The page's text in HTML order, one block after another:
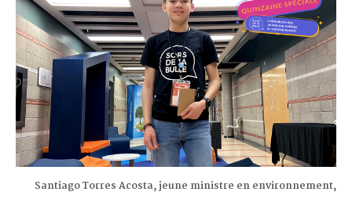
Santiago Torres Acosta, jeune ministre en environnement,